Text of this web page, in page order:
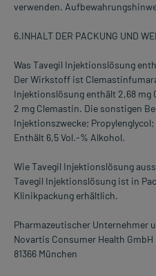
verwenden.
6.INHALT DER PACKUNG UND
Was Tavegil Injektionslösung
Der Wirkstoff ist
Injektionslösung enthält 2,68
2 mg Clemastin. Die sonstigen
Injektionszwecke;
Enthält 6,5 Vol.-% Alkohol.
Wie Tavegil Injektionslösung
Tavegil Injektionslösung ist in
Klinikpackung erhältlich.
Pharmazeutischer Unternehmer
Novartis Consumer Health GmbH
81366 München